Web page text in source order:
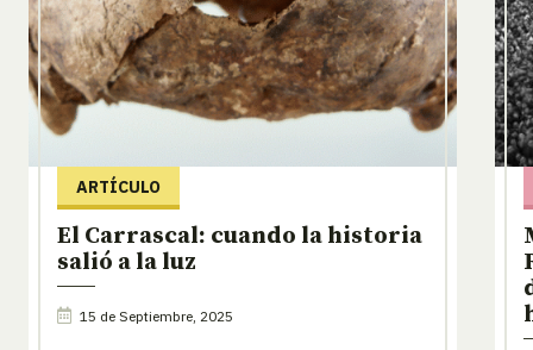
ARTÍCULO
El Carrascal: cuando la historia
salió a la luz
15 de Septiembre, 2025